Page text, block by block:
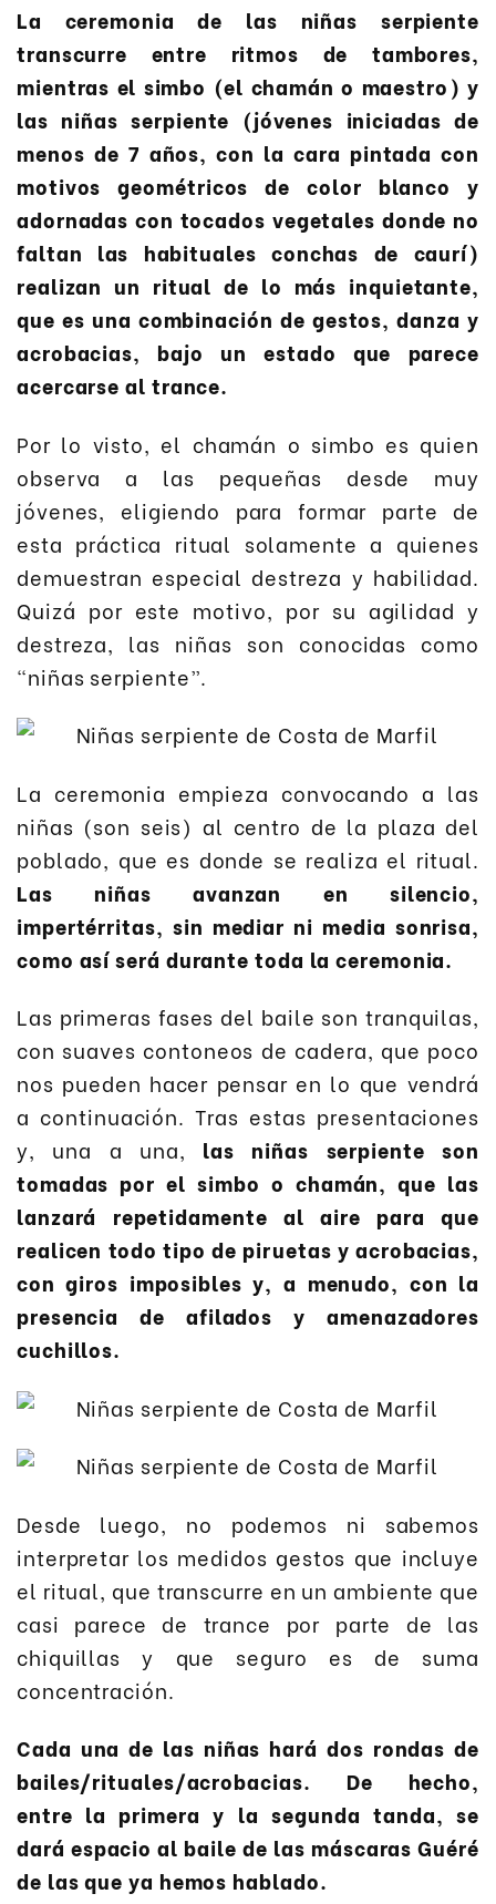
La ceremonia de las niñas serpiente
transcurre entre ritmos de tambores,
mientras el simbo (el chamán o maestro) y
las niñas serpiente (jóvenes iniciadas de
menos de 7 años, con la cara pintada con
motivos geométricos de color blanco y
adornadas con tocados vegetales donde no
faltan las habituales conchas de caurí)
realizan un ritual de lo más inquietante,
que es una combinación de gestos, danza y
acrobacias, bajo un estado que parece
acercarse al trance.
Por lo visto, el chamán o simbo es quien
observa a las pequeñas desde muy
jóvenes, eligiendo para formar parte de
esta práctica ritual solamente a quienes
demuestran especial destreza y habilidad.
Quizá por este motivo, por su agilidad y
destreza, las niñas son conocidas como
“niñas serpiente”.
La ceremonia empieza convocando a las
niñas (son seis) al centro de la plaza del
poblado, que es donde se realiza el ritual.
Las niñas avanzan en silencio,
impertérritas, sin mediar ni media sonrisa,
como así será durante toda la ceremonia.
Las primeras fases del baile son tranquilas,
con suaves contoneos de cadera, que poco
nos pueden hacer pensar en lo que vendrá
a continuación. Tras estas presentaciones
y, una a una, las niñas serpiente son
tomadas por el simbo o chamán, que las
lanzará repetidamente al aire para que
realicen todo tipo de piruetas y acrobacias,
con giros imposibles y, a menudo, con la
presencia de afilados y amenazadores
cuchillos.
Desde luego, no podemos ni sabemos
interpretar los medidos gestos que incluye
el ritual, que transcurre en un ambiente que
casi parece de trance por parte de las
chiquillas y que seguro es de suma
concentración.
Cada una de las niñas hará dos rondas de
bailes/rituales/acrobacias. De hecho,
entre la primera y la segunda tanda, se
dará espacio al baile de las máscaras Guéré
de las que ya hemos hablado.